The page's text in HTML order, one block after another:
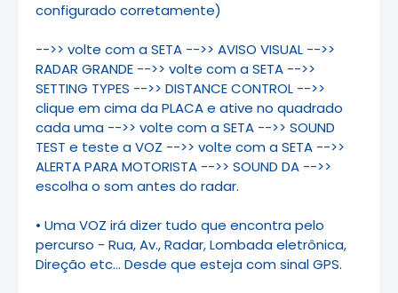
configurado corretamente)
-->> volte com a SETA -->> AVISO VISUAL -->>
RADAR GRANDE -->> volte com a SETA -->>
SETTING TYPES -->> DISTANCE CONTROL -->>
clique em cima da PLACA e ative no quadrado
cada uma -->> volte com a SETA -->> SOUND
TEST e teste a VOZ -->> volte com a SETA -->>
ALERTA PARA MOTORISTA -->> SOUND DA -->>
escolha o som antes do radar.
• Uma VOZ irá dizer tudo que encontra pelo
percurso - Rua, Av., Radar, Lombada eletrônica,
Direção etc... Desde que esteja com sinal GPS.